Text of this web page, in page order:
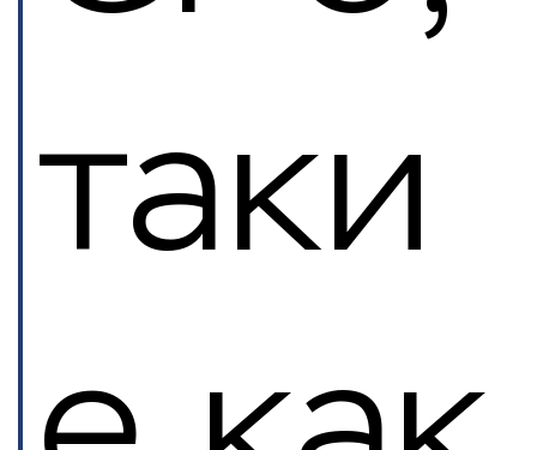
таки